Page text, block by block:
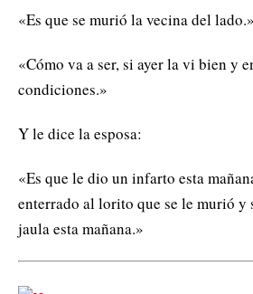
«Es que se murió la vecina del lado.»
«Cómo va a ser, si ayer la vi bien y
condiciones.»
Y le dice la esposa:
«Es que le dio un infarto esta
enterrado al lorito que se le murió y
jaula esta mañana.»